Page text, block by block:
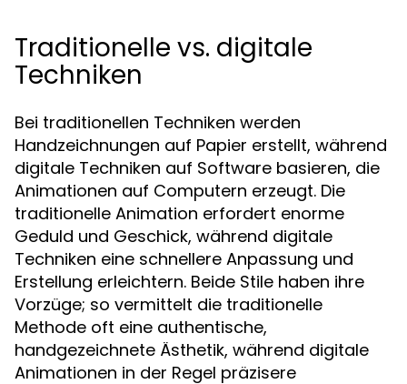
Traditionelle vs. digitale
Techniken
Bei traditionellen Techniken werden
Handzeichnungen auf Papier erstellt, während
digitale Techniken auf Software basieren, die
Animationen auf Computern erzeugt. Die
traditionelle Animation erfordert enorme
Geduld und Geschick, während digitale
Techniken eine schnellere Anpassung und
Erstellung erleichtern. Beide Stile haben ihre
Vorzüge; so vermittelt die traditionelle
Methode oft eine authentische,
handgezeichnete Ästhetik, während digitale
Animationen in der Regel präzisere